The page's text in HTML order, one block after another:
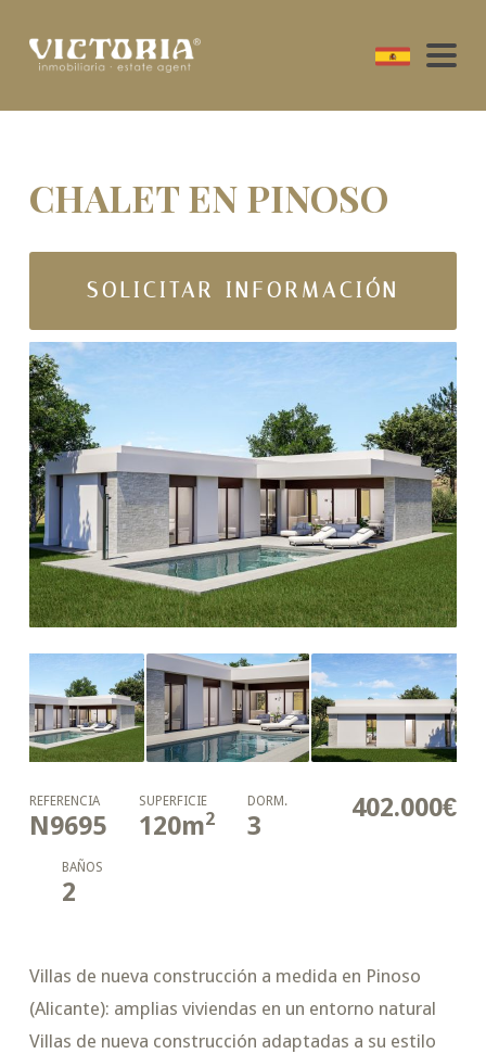
CHALET EN PINOSO
SOLICITAR INFORMACIÓN
402.000€
REFERENCIA
N9695
SUPERFICIE
120m2
DORM.
3
BAÑOS
2
Villas de nueva construcción a medida en Pinoso
(Alicante): amplias viviendas en un entorno natural
Villas de nueva construcción adaptadas a su estilo